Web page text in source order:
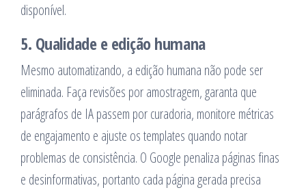
disponível.
5. Qualidade e edição humana
Mesmo automatizando, a edição humana não pode ser
eliminada. Faça revisões por amostragem, garanta que
parágrafos de IA passem por curadoria, monitore métricas
de engajamento e ajuste os templates quando notar
problemas de consistência. O Google penaliza páginas finas
e desinformativas, portanto cada página gerada precisa